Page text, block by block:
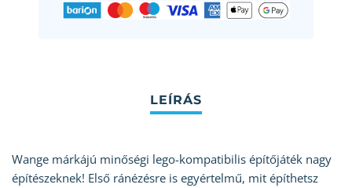
Wange márkájú minőségi lego-kompatibilis építőjáték nagy
építészeknek! Első ránézésre is egyértelmű, mit építhetsz